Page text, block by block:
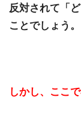
反対されて「
ことでしょう。
しかし、ここ